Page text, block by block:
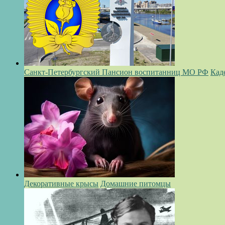
Санкт-Петербургский Пансион воспитанниц МО РФ
Декоративные крысы Домашние питомцы